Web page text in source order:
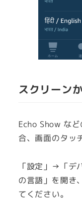
スクリーン
Echo Show な
合、画面のタッ
「設定」→「デ
の言語」を開き
てください。